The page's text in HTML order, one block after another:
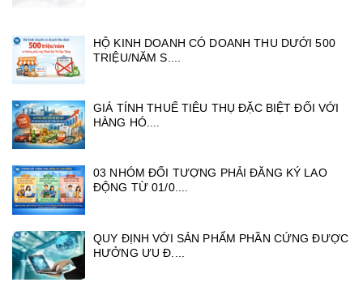
HỘ KINH DOANH CÓ DOANH THU DƯỚI 500
TRIỆU/NĂM S....
GIÁ TÍNH THUẾ TIÊU THỤ ĐẶC BIỆT ĐỐI VỚI
HÀNG HÓ....
03 NHÓM ĐỐI TƯỢNG PHẢI ĐĂNG KÝ LAO
ĐỘNG TỪ 01/0....
QUY ĐỊNH VỚI SẢN PHẨM PHẦN CỨNG ĐƯỢC
HƯỞNG ƯU Đ....